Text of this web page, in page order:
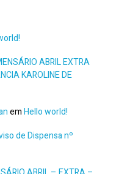
ABRIL EXTRA
KAROLINE DE
emHello world!
de Dispensa nº